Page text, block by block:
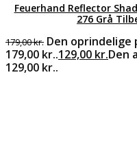
Feuerhand Reflector
276 Grå
179,00kr. Den oprindelige
179,00 kr..129,00 kr.Den
129,00 kr..